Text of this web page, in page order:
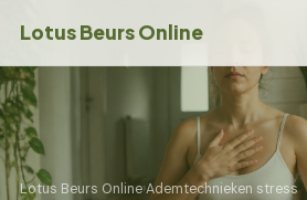
Lotus Beurs Online
Lotus Beurs Online›Ademtechnieken stress